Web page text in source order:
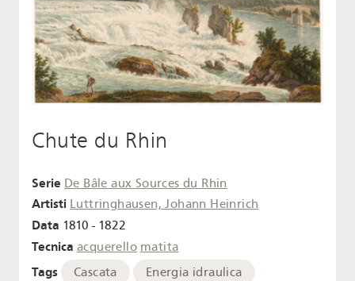
Chute du Rhin
Serie De Bâle aux Sources du Rhin
Artisti Luttringhausen, Johann Heinrich
Data 1810 - 1822
Tecnica acquerello matita
Tags Cascata Energia idraulica